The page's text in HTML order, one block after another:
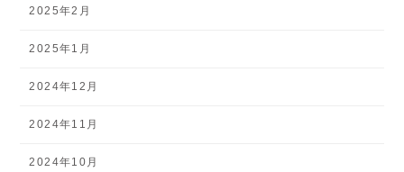
2025年2月
2025年1月
2024年12月
2024年11月
2024年10月